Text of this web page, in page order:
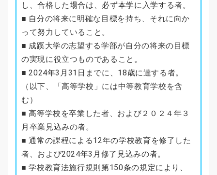
し、合格した場合は、必ず本学に入学する者。
■ 自分の将来に明確な目標を持ち、それに向か
って努力していること。
■ 成蹊大学の志望する学部が自分の将来の目標
の実現に役立つものであること。
■ 2024年3月31日までに、18歳に達する者。
（以下、「高等学校」には中等教育学校を含
む）
■ 高等学校を卒業した者、および２０２４年３
月卒業見込みの者。
■ 通常の課程による12年の学校教育を修了した
者、および2024年3月修了見込みの者。
■ 学校教育法施行規則第150条の規定により、